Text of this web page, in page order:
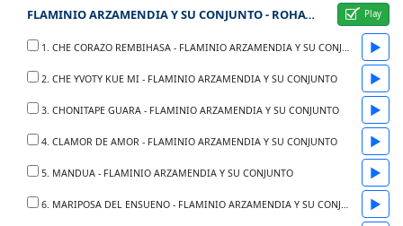
FLAMINIO ARZAMENDIA Y SU CONJUNTO - ROHAYHU DEL CORAZON
1. CHE CORAZO REMBIHASA - FLAMINIO ARZAMENDIA Y SU CONJUNTO ▶
2. CHE YVOTY KUE MI - FLAMINIO ARZAMENDIA Y SU CONJUNTO ▶
3. CHONITAPE GUARA - FLAMINIO ARZAMENDIA Y SU CONJUNTO ▶
4. CLAMOR DE AMOR - FLAMINIO ARZAMENDIA Y SU CONJUNTO ▶
5. MANDUA - FLAMINIO ARZAMENDIA Y SU CONJUNTO ▶
6. MARIPOSA DEL ENSUENO - FLAMINIO ARZAMENDIA Y SU CONJUNTO ▶